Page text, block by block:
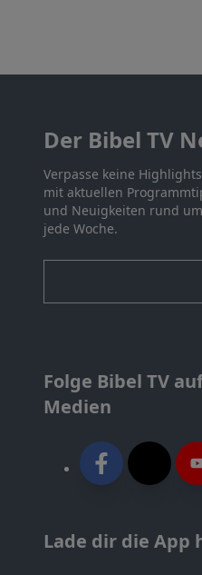
Der Bibel TV
Verpasse keine
mit aktuellen
und Neuigkeiten rund
jede Woche.
Folge Bibel TV
Medien
Lade dir die App